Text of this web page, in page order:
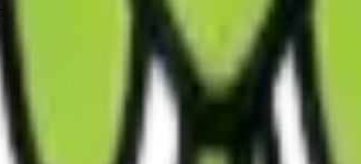
エアビル3F